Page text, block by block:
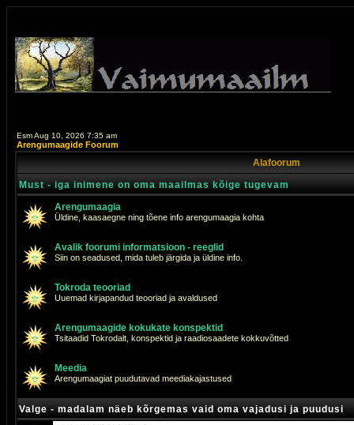
Esm Aug 10, 2026 7:35 am
Arengumaagide Foorum
Alafoorum
Must - iga inimene on oma maailmas kõige tugevam
Arengumaagia
Üldine, kaasaegne ning tõene info arengumaagia kohta
Avalik foorumi informatsioon - reeglid
Siin on seadused, mida tuleb järgida ja üldine info.
Tokroda teooriad
Uuemad kirjapandud teooriad ja avaldused
Arengumaagide kokukate konspektid
Tsitaadid Tokrodalt, konspektid ja raadiosaadete kokkuvõtted
Meedia
Arengumaagiat puudutavad meediakajastused
Valge - madalam näeb kõrgemas vaid oma vajadusi ja puudusi